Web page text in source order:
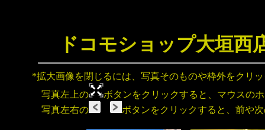
ドコモショップ大垣
*拡大画像を閉じるには、写真そのものや枠外をクリ
写真左上の
ボタンをクリックすると、マウスの
写真左右の
ボタンをクリックすると、前や